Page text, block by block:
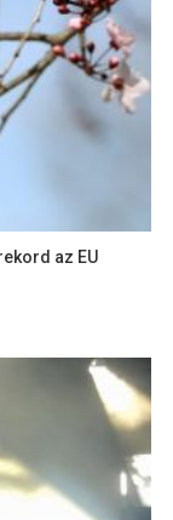
az EU